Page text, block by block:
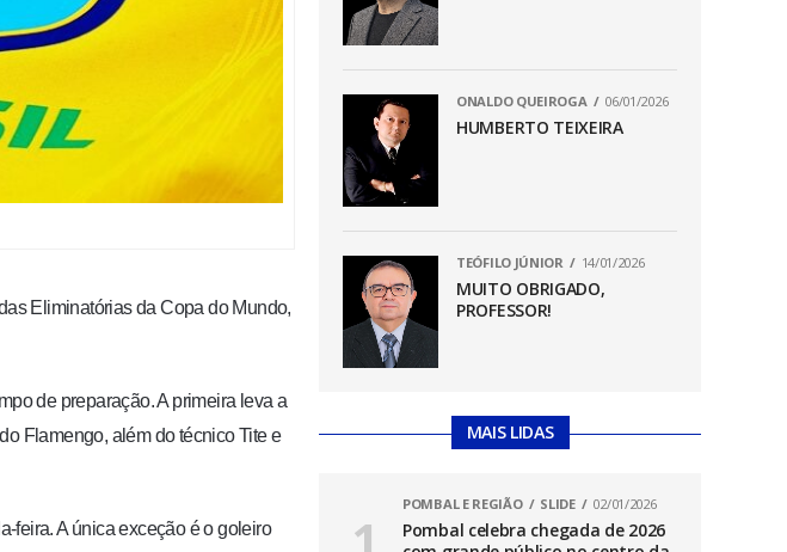
Eliminatórias da Copa do Mundo,
de preparação. A primeira leva a
Flamengo, além do técnico Tite e
feira. A única exceção é o goleiro
ONALDO QUEIROGA 06/01/2026
HUMBERTO TEIXEIRA
TEÓFILO JÚNIOR 14/01/2026
MUITO OBRIGADO,
PROFESSOR!
MAIS LIDAS
POMBAL E REGIÃO SLIDE 02/01/2026
Pombal celebra chegada de 2026